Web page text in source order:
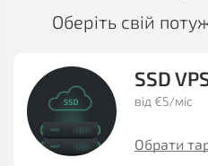
Оберіть свій
SSD
від €5/міс
Обрати